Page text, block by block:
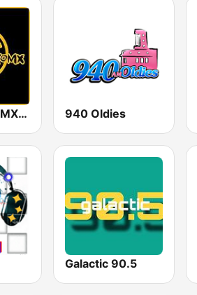
RadioActivo MX Ensenada 940 Oldies
Galactic 90.5